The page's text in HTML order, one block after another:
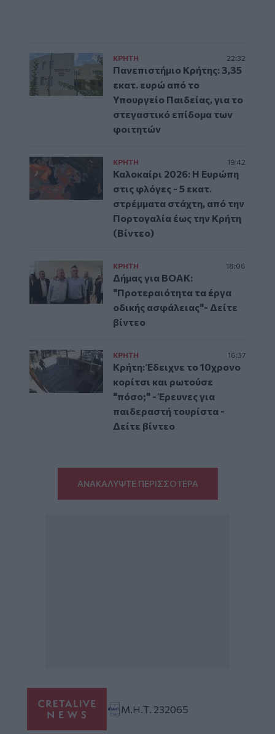
ΚΡΗΤΗ 22:32
Πανεπιστήμιο Κρήτης: 3,35
εκατ. ευρώ από το
Υπουργείο Παιδείας, για το
στεγαστικό επίδομα των
φοιτητών
ΚΡΗΤΗ 19:42
Καλοκαίρι 2026: Η Ευρώπη
στις φλόγες - 5 εκατ.
στρέμματα στάχτη, από την
Πορτογαλία έως την Κρήτη
(Βίντεο)
ΚΡΗΤΗ 18:06
Δήμας για ΒΟΑΚ:
"Προτεραιότητα τα έργα
οδικής ασφάλειας"- Δείτε
βίντεο
ΚΡΗΤΗ 16:37
Κρήτη: Έδειχνε το 10χρονο
κορίτσι και ρωτούσε
"πόσο;" - Έρευνες για
παιδεραστή τουρίστα -
Δείτε βίντεο
ΑΝΑΚΑΛΥΨΤΕ ΠΕΡΙΣΣΟΤΕΡΑ
Μ.Η.Τ. 232065